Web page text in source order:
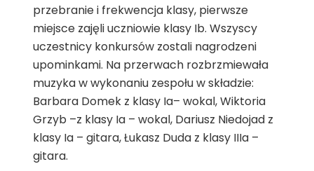
przebranie i frekwencja klasy, pierwsze
miejsce zajęli uczniowie klasy Ib. Wszyscy
uczestnicy konkursów zostali nagrodzeni
upominkami. Na przerwach rozbrzmiewała
muzyka w wykonaniu zespołu w składzie:
Barbara Domek z klasy Ia– wokal, Wiktoria
Grzyb –z klasy Ia – wokal, Dariusz Niedojad z
klasy Ia – gitara, Łukasz Duda z klasy IIIa –
gitara.